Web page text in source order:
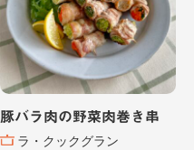
豚バラ肉の野菜肉巻き串
ラ・クックグラン